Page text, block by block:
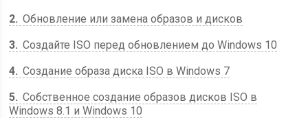
2 Обновление или замена образов и дисков
3 Создайте ISO перед обновлением до Windows 10
4 Создание образа диска ISO в Windows 7
5 Собственное создание образов дисков ISO в
Windows 8.1 и Windows 10